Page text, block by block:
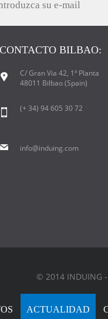
CONTACTO BILBAO:
C/ Gran Via 42, 1ª Planta
48011 Bilbao (Spain)
(+ 34) 94 605 30 72
info@induing.com
© 2014 INDUING
ACTUALIDAD